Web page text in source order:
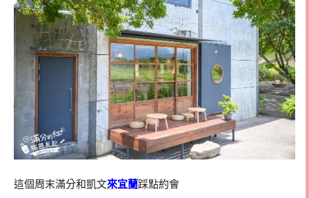
這個周末滿分和凱文來宜蘭踩點約會